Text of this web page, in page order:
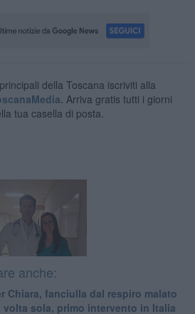
della Toscana iscriviti alla
Arriva gratis tutti i giorni
tua casella di posta.
anche:
Chiara, fanciulla dal respiro malato
sola, primo intervento in Italia